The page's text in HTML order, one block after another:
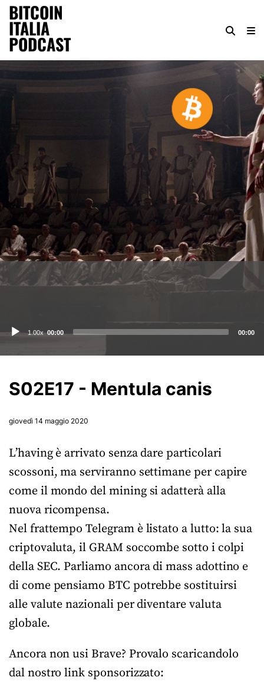
BITCOIN
ITALIA
PODCAST
Audio
1.00x 00:00 00:00
S02E17 - Mentula canis
giovedì 14 maggio 2020
L’having è arrivato senza dare particolari
scossoni, ma serviranno settimane per capire
come il mondo del mining si adatterà alla
nuova ricompensa.
Nel frattempo Telegram è listato a lutto: la sua
criptovaluta, il GRAM soccombe sotto i colpi
della SEC. Parliamo ancora di mass adottino e
di come pensiamo BTC potrebbe sostituirsi
alle valute nazionali per diventare valuta
globale.
Ancora non usi Brave? Provalo scaricandolo
dal nostro link sponsorizzato: